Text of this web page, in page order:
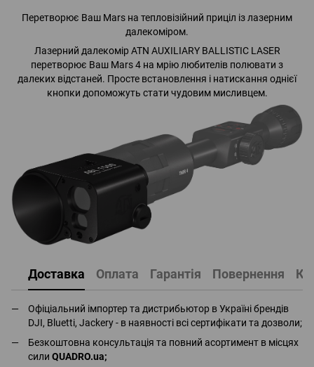
Перетворює Ваш Mars на тепловізійний приціл із лазерним
далекоміром.
Лазерний далекомір ATN AUXILIARY BALLISTIC LASER
перетворює Ваш Mars 4 на мрію любителів полювати з
далеких відстаней. Просте встановлення і натискання однієї
кнопки допоможуть стати чудовим мисливцем.
Доставка Оплата Гарантія Повернення
Офіціальний імпортер та дистрибьютор в Україні брендів
DJI, Bluetti, Jackery - в наявності всі сертифікати та дозволи;
Безкоштовна консультація та повний асортимент в місцях
сили QUADRO.ua;